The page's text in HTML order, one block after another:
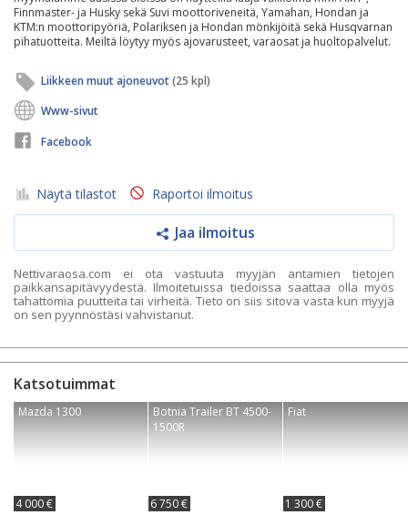
Finnmaster- ja Husky sekä Suvi moottoriveneitä, Yamahan, Hondan ja
KTM:n moottoripyöriä, Polariksen ja Hondan mönkijöitä sekä Husqvarnan
pihatuotteita. Meiltä löytyy myös ajovarusteet, varaosat ja huoltopalvelut.
Liikkeen muut ajoneuvot(25 kpl)
Www-sivut
Facebook
Näytä tilastot Raportoi ilmoitus
Jaa ilmoitus
Nettivaraosa.com ei ota vastuuta myyjän antamien tietojen
paikkansapitävyydestä. Ilmoitetuissa tiedoissa saattaa olla myös
tahattomia puutteita tai virheitä. Tieto on siis sitova vasta kun myyjä
on sen pyynnöstäsi vahvistanut.
Katsotuimmat
Mazda 1300
4 000 €
Botnia Trailer BT 4500-
1500R
6 750 €
Fiat
1 300 €